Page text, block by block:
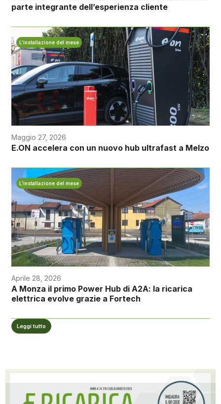
parte integrante dell’esperienza cliente
L’installazione del mese
Maggio 27, 2026
E.ON accelera con un nuovo hub ultrafast a Melzo
L’installazione del mese
Aprile 28, 2026
A Monza il primo Power Hub di A2A: la ricarica
elettrica evolve grazie a Fortech
Leggi tutto